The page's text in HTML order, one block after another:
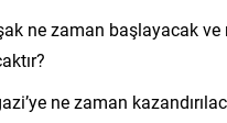
ne zaman başlayacak ve
ne zaman